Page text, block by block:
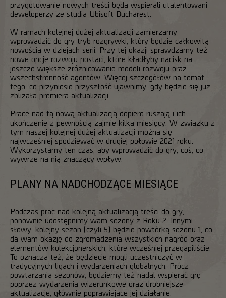
przygotowanie nowych treści będą wspierali utalentowani
deweloperzy ze studia Ubisoft Bucharest.
W ramach kolejnej dużej aktualizacji zamierzamy
wprowadzić do gry tryb rozgrywki, który będzie całkowitą
nowością w dziejach serii. Przy tej okazji sprawdzamy też
nowe opcje rozwoju postaci, które kładłyby nacisk na
jeszcze większe zróżnicowanie modeli rozwoju oraz
wszechstronność agentów. Więcej szczegółów na temat
tego, co przyniesie przyszłość ujawnimy, gdy będzie się już
zbliżała premiera aktualizacji.
Prace nad tą nową aktualizacją dopiero ruszają i ich
ukończenie z pewnością zajmie kilka miesięcy. W związku z
tym naszej kolejnej dużej aktualizacji można się
najwcześniej spodziewać w drugiej połowie 2021 roku.
Wykorzystamy ten czas, aby wprowadzić do gry, coś, co
wywrze na nią znaczący wpływ.
PLANY NA NADCHODZĄCE MIESIĄCE
Podczas prac nad kolejną aktualizacją treści do gry,
ponownie udostępnimy wam sezony z Roku 2. Innymi
słowy, kolejny sezon (czyli 5) będzie powtórką sezonu 1, co
da wam okazję do zgromadzenia wszystkich nagród oraz
elementów kolekcjonerskich, które wcześniej przegapiliście.
To oznacza też, że będziecie mogli uczestniczyć w
tradycyjnych ligach i wydarzeniach globalnych. Prócz
powtarzania sezonów, będziemy też nadal wspierać grę
poprzez wydarzenia wizerunkowe oraz drobniejsze
aktualizacje, głównie poprawiające jej działanie.